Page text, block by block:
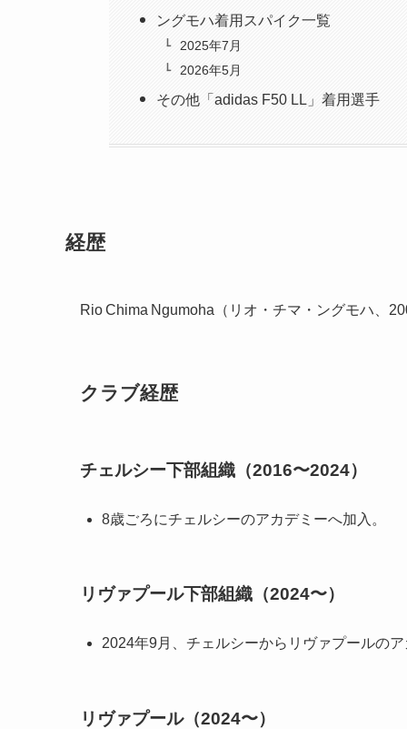
ングモハ着用スパイク一覧
2025年7月
2026年5月
その他「adidas F50 LL」着用選手
経歴
Rio Chima Ngumoha（リオ・チマ・ングモハ、
クラブ経歴
チェルシー下部組織（2016〜2024）
8歳ごろにチェルシーのアカデミーへ加入。
リヴァプール下部組織（2024〜）
2024年9月、チェルシーからリヴァプールのア
リヴァプール（2024〜）